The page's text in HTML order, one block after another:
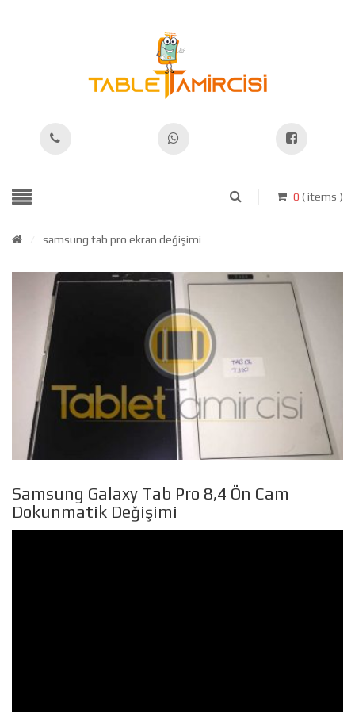
0 ( items )
samsung tab pro ekran değişimi
Samsung Galaxy Tab Pro 8,4 Ön Cam
Dokunmatik Değişimi